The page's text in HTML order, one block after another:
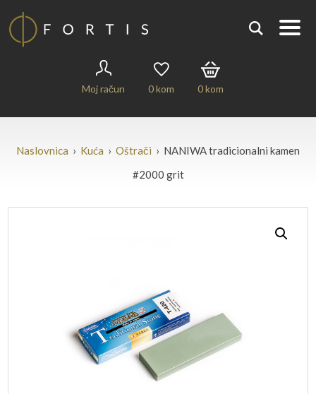
Moj račun 0kom 0kom
Naslovnica › Kuća › Oštrači › NANIWA tradicionalni kamen
#2000 grit